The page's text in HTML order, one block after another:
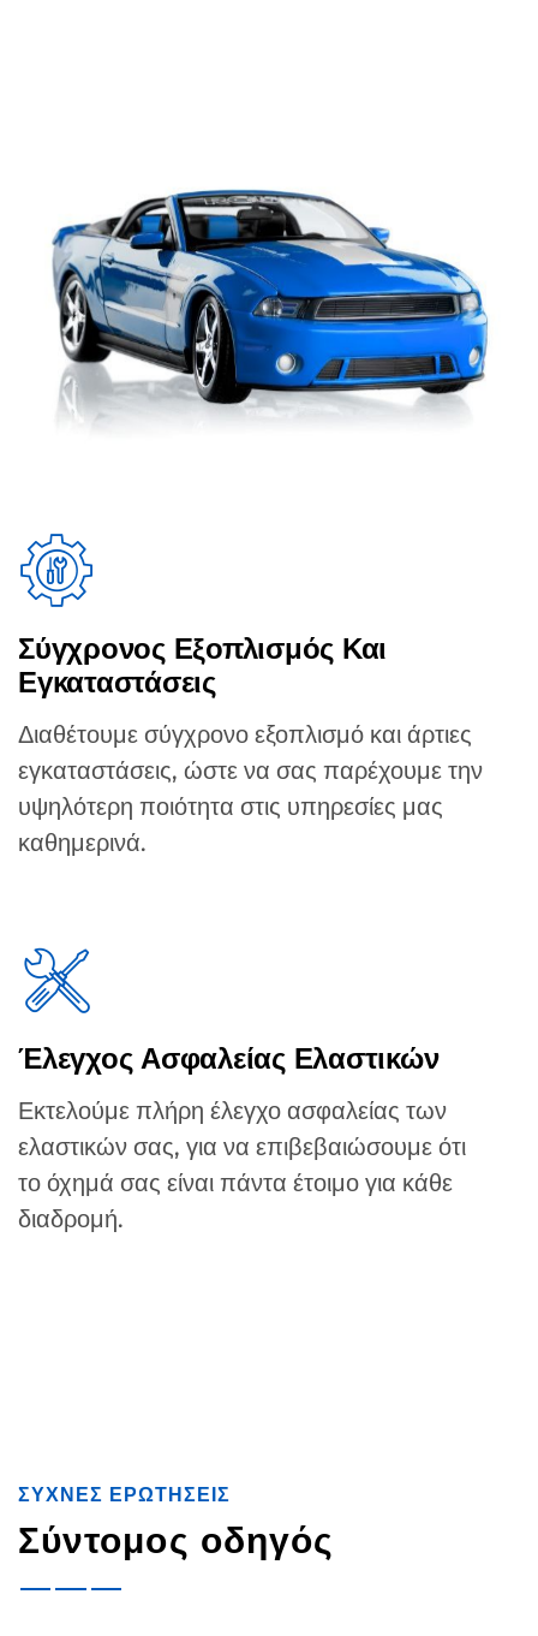
Σύγχρονος Εξοπλισμός Και
Εγκαταστάσεις
Διαθέτουμε σύγχρονο εξοπλισμό και άρτιες
εγκαταστάσεις, ώστε να σας παρέχουμε την
υψηλότερη ποιότητα στις υπηρεσίες μας
καθημερινά.
Έλεγχος Ασφαλείας Ελαστικών
Εκτελούμε πλήρη έλεγχο ασφαλείας των
ελαστικών σας, για να επιβεβαιώσουμε ότι
το όχημά σας είναι πάντα έτοιμο για κάθε
διαδρομή.
ΣΥΧΝΕΣ ΕΡΩΤΗΣΕΙΣ
Σύντομος οδηγός